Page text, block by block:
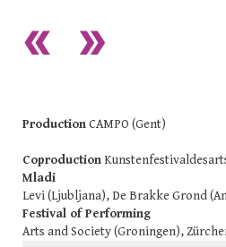
ProductionCAMPO (Gent)
Coproduction
Mladi
Levi (Ljubljana), De Brakke Grond
Festival of Performing
Arts and Society (Groningen),